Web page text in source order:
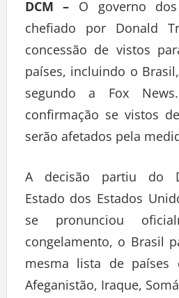
DCM – O governo
chefiado por Donald
concessão de vistos
países, incluindo o
segundo a Fox
confirmação se vistos
serão afetados pela
A decisão partiu do
Estado dos Estados
se pronunciou
congelamento, o Brasil
mesma lista de países
Afeganistão, Iraque,